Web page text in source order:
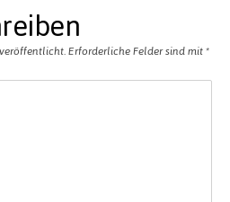
Erforderliche Felder sind mit *